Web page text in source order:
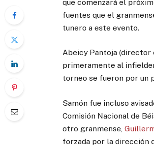
que comenzará el
fuentes que el
tunero a este evento.
Abeicy Pantoja (director
primeramente al
torneo se fueron por un
Samón fue incluso
Comisión Nacional de
otro granmense,
forzada por la dirección